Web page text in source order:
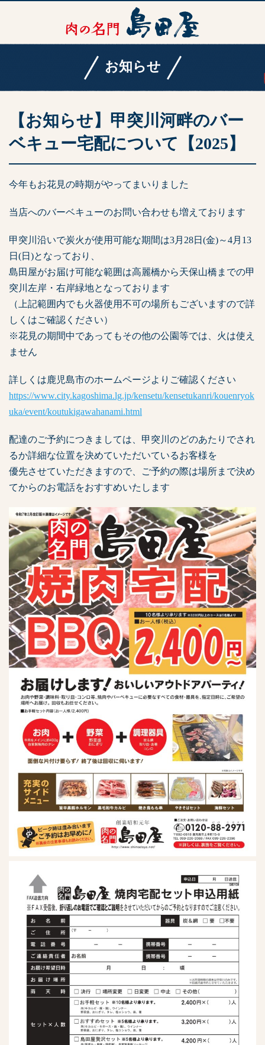
お知らせ
【お知らせ】甲突川河畔のバー
ベキュー宅配について【2025】
今年もお花見の時期がやってまいりました
当店へのバーベキューのお問い合わせも増えております
甲突川沿いで炭火が使用可能な期間は3月28日(金)～4月13
日(日)となっており、
島田屋がお届け可能な範囲は高麗橋から天保山橋までの甲
突川左岸・右岸緑地となっております
（上記範囲内でも火器使用不可の場所もございますので詳
しくはご確認ください）
※花見の期間中であってもその他の公園等では、火は使え
ません
詳しくは鹿児島市のホームページよりご確認ください
https://www.city.kagoshima.lg.jp/kensetu/kensetukanri/kouenryok
uka/event/koutukigawahanami.html
配達のご予約につきましては、甲突川のどのあたりでされ
るか詳細な位置を決めていただいているお客様を
優先させていただきますので、ご予約の際は場所まで決め
てからのお電話をおすすめいたします